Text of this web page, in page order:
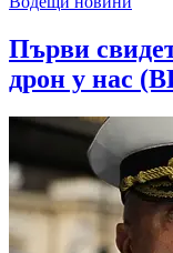
Първи
дрон у нас